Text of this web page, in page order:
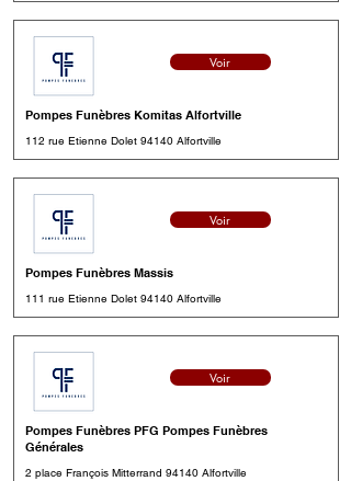
Voir
Pompes Funèbres Komitas Alfortville
112 rue Etienne Dolet 94140 Alfortville
Voir
Pompes Funèbres Massis
111 rue Etienne Dolet 94140 Alfortville
Voir
Pompes Funèbres PFG Pompes Funèbres
Générales
2 place François Mitterrand 94140 Alfortville